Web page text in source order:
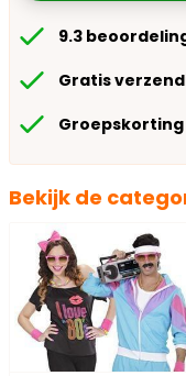
9.3
Gratis
Groepskorting
Bekijk de